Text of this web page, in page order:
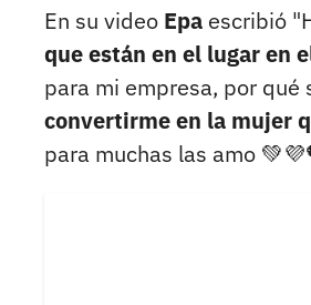
En su video Epa escribió
que están en el lugar en
para mi empresa, por qué
convertirme en la mujer
para muchas las amo